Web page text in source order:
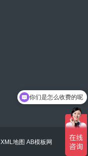
XML地图 AB模板网
现在有优惠活动吗